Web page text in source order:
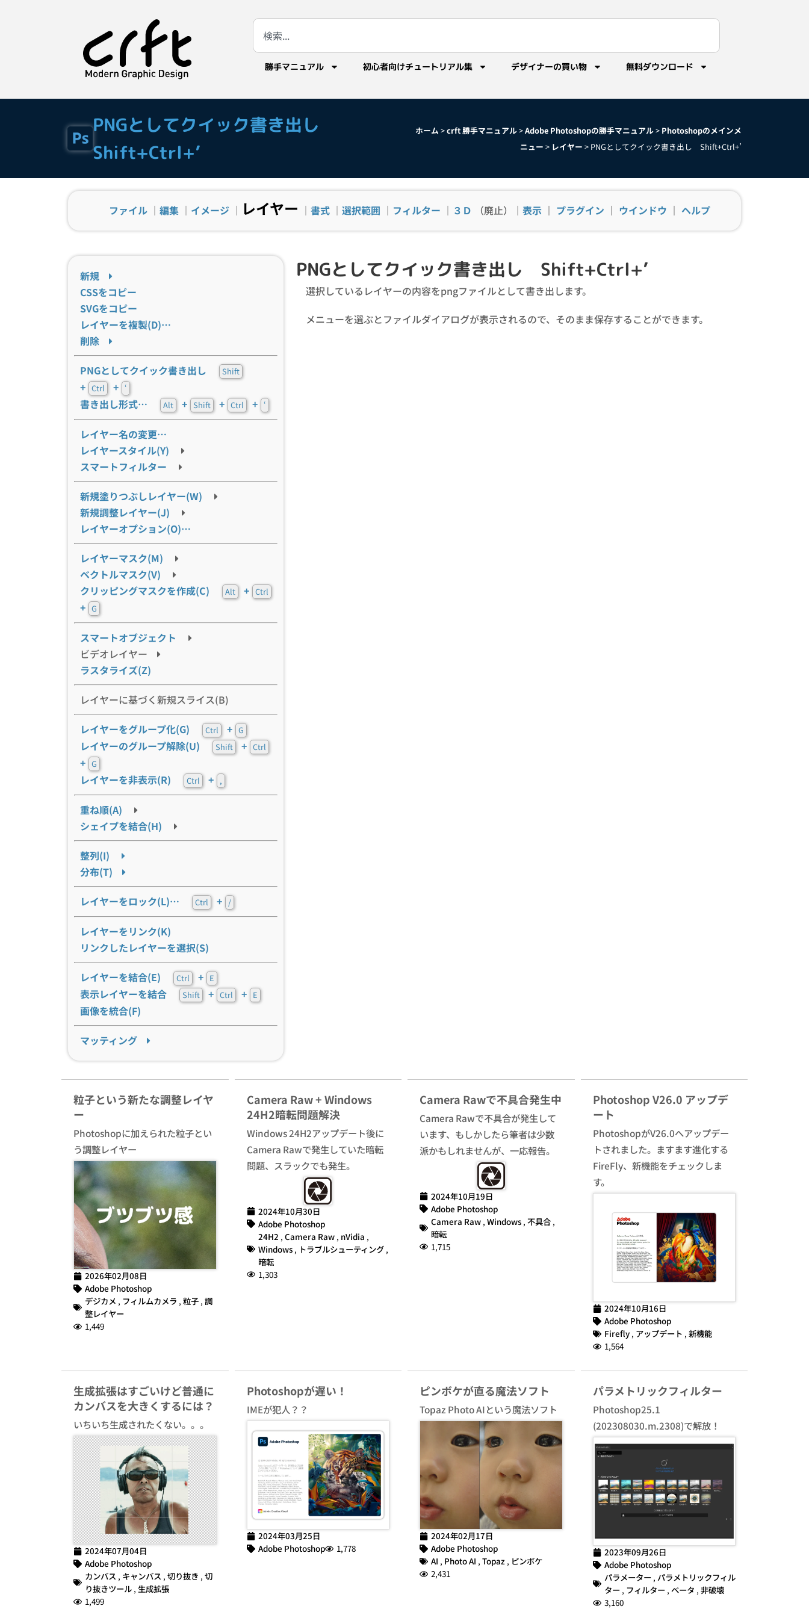
勝手マニュアル 初心者向けチュートリアル集 デザイナーの買い物 無料ダウンロード
PNGとしてクイック書き出し
Shift+Ctrl+’
ホーム >crft 勝手マニュアル>Adobe Photoshopの勝手マニュアル> Photoshopのメインメ
ニュー > レイヤー > PNGとしてクイック書き出し Shift+Ctrl+’
ファイル｜ 編集｜ イメージ｜ レイヤー ｜ 書式｜ 選択範囲 ｜ フィルター ｜ ３Ｄ （廃止）｜ 表示 ｜ プラグイン ｜ ウインドウ ｜ ヘルプ
新規
CSSをコピー
SVGをコピー
レイヤーを複製(D)…
削除
PNGとしてクイック書き出し Shift
+ Ctrl + ‘
書き出し形式… Alt + Shift + Ctrl + ‘
レイヤー名の変更…
レイヤースタイル(Y)
スマートフィルター
新規塗りつぶしレイヤー(W)
新規調整レイヤー(J)
レイヤーオプション(O)…
レイヤーマスク(M)
ベクトルマスク(V)
クリッピングマスクを作成(C)
Alt + Ctrl
+ G
スマートオブジェクト
ビデオレイヤー
ラスタライズ(Z)
レイヤーに基づく新規スライス(B)
レイヤーをグループ化(G) Ctrl + G
レイヤーのグループ解除(U) Shift + Ctrl
+ G
レイヤーを非表示(R) Ctrl + ,
重ね順(A)
シェイプを結合(H)
整列(I)
分布(T)
レイヤーをロック(L)… Ctrl + /
レイヤーをリンク(K)
リンクしたレイヤーを選択(S)
レイヤーを結合(E) Ctrl + E
表示レイヤーを結合 Shift + Ctrl + E
画像を統合(F)
マッティング
PNGとしてクイック書き出し Shift+Ctrl+’
選択しているレイヤーの内容をpngファイルとして書き出します。
メニューを選ぶとファイルダイアログが表示されるので、そのまま保存することができます。
粒子という新たな調整レイヤ
ー
Photoshopに加えられた粒子とい
う調整レイヤー
2026年02月08日
Adobe Photoshop
デジカメ , フィルムカメラ , 粒子 , 調
整レイヤー
1,449
Camera Raw + Windows
24H2暗転問題解決
Windows 24H2アップデート後に
Camera Rawで発生していた暗転
問題、スラックでも発生。
2024年10月30日
Adobe Photoshop
24H2 , Camera Raw, nVidia ,
Windows, トラブルシューティング,
暗転
1,303
Camera Rawで不具合発生中
Camera Rawで不具合が発生して
います、もしかしたら筆者は少数
派かもしれませんが、一応報告。
2024年10月19日
Adobe Photoshop
Camera Raw , Windows , 不具合 ,
暗転
1,715
Photoshop V26.0 アップデ
ート
PhotoshopがV26.0へアップデー
トされました。ますます進化する
FireFly、新機能をチェックしま
す。
2024年10月16日
Adobe Photoshop
Firefly, アップデート , 新機能
1,564
生成拡張はすごいけど普通に
カンバスを大きくするには？
いちいち生成されたくない。。。
2024年07月04日
Adobe Photoshop
カンバス , キャンバス , 切り抜き , 切
り抜きツール , 生成拡張
1,499
Photoshopが遅い！
IMEが犯人？？
2024年03月25日
Adobe Photoshop
1,778
ピンボケが直る魔法ソフト
Topaz Photo AIという魔法ソフト
2024年02月17日
Adobe Photoshop
AI , Photo AI , Topaz , ピンボケ
2,431
パラメトリックフィルター
Photoshop25.1
(202308030.m.2308)で解放！
2023年09月26日
Adobe Photoshop
パラメーター, パラメトリックフィル
ター, フィルター, ベータ , 非破壊
3,160